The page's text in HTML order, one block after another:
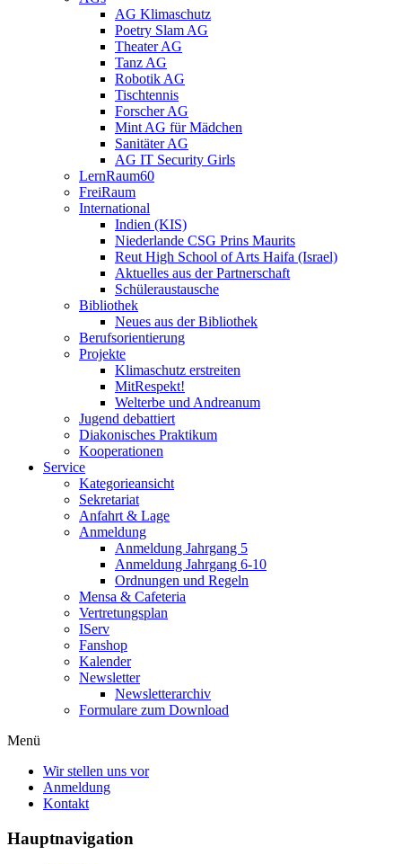
AG Klimaschutz
Poetry Slam AG
Theater AG
Tanz AG
Robotik AG
Tischtennis
Forscher AG
Mint AG für Mädchen
Sanitäter AG
AG IT Security Girls
LernRaum60
FreiRaum
International
Indien (KIS)
Niederlande CSG Prins Maurits
Reut High School of Arts Haifa (Israel)
Aktuelles aus der Partnerschaft
Schüleraustausche
Bibliothek
Neues aus der Bibliothek
Berufsorientierung
Projekte
Klimaschutz erstreiten
MitRespekt!
Welterbe und Andreanum
Jugend debattiert
Diakonisches Praktikum
Kooperationen
Service
Kategorieansicht
Sekretariat
Anfahrt & Lage
Anmeldung
Anmeldung Jahrgang 5
Anmeldung Jahrgang 6-10
Ordnungen und Regeln
Mensa & Cafeteria
Vertretungsplan
IServ
Fanshop
Kalender
Newsletter
Newsletterarchiv
Formulare zum Download
Menü
Wir stellen uns vor
Anmeldung
Kontakt
Hauptnavigation